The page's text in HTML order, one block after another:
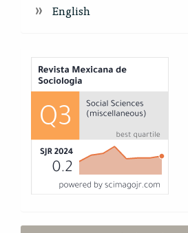
English
Index